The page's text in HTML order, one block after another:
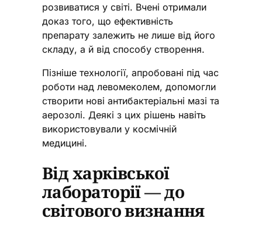
розвиватися у світі. Вчені отримали
доказ того, що ефективність
препарату залежить не лише від його
складу, а й від способу створення.
Пізніше технології, апробовані під час
роботи над левомеколем, допомогли
створити нові антибактеріальні мазі та
аерозолі. Деякі з цих рішень навіть
використовували у космічній
медицині.
Від харківської
лабораторії — до
світового визнання